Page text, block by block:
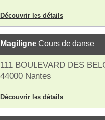
Découvrir les détails
Magiligne Cours de danse
111 BOULEVARD DES
44000 Nantes
Découvrir les détails